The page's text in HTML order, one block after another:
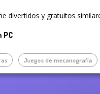
divertidos y gratuitos
PC
Juegos de mecanografía